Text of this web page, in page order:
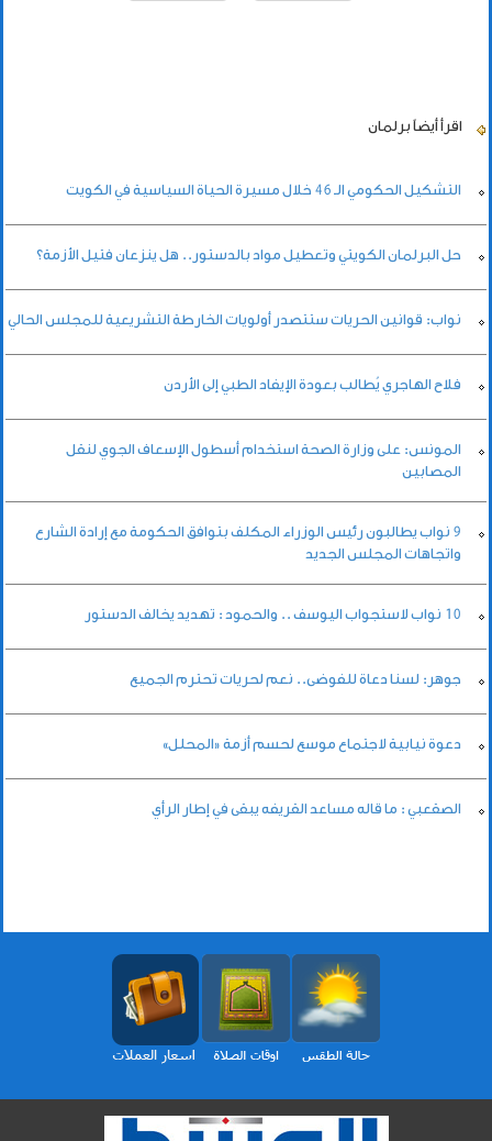
اقرأ أيضاً برلمان
التشكيل الحكومي الـ 46 خلال مسيرة الحياة السياسية في الكويت
حل البرلمان الكويتي وتعطيل مواد بالدستور.. هل ينزعان فتيل الأزمة؟
نواب: قوانين الحريات ستتصدر أولويات الخارطة التشريعية للمجلس الحالي
فلاح الهاجري يُطالب بعودة الإيفاد الطبي إلى الأردن
المونس: على وزارة الصحة استخدام أسطول الإسعاف الجوي لنقل
المصابين
9 نواب يطالبون رئيس الوزراء المكلف بتوافق الحكومة مع إرادة الشارع
واتجاهات المجلس الجديد
10 نواب لاستجواب اليوسف .. والحمود : تهديد يخالف الدستور
جوهر: لسنا دعاة للفوضى.. نعم لحريات تحترم الجميع
دعوة نيابية لاجتماع موسع لحسم أزمة «المحلل»
الصقعبي : ما قاله مساعد القريفه يبقى في إطار الرأي